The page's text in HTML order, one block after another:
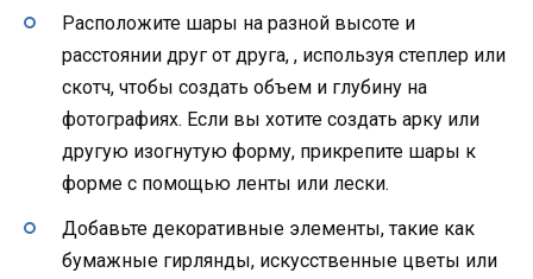
Расположите шары на разной высоте и
расстоянии друг от друга, , используя степлер или
скотч, чтобы создать объем и глубину на
фотографиях. Если вы хотите создать арку или
другую изогнутую форму, прикрепите шары к
форме с помощью ленты или лески.
Добавьте декоративные элементы, такие как
бумажные гирлянды, искусственные цветы или